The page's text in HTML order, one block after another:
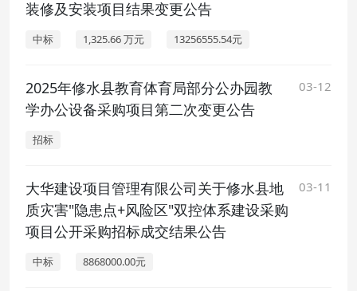
装修及安装项目结果变更公告
中标 1,325.66 万元 13256555.54元
2025年修水县教育体育局部分公办园教
学办公设备采购项目第二次变更公告
03-12
招标
大华建设项目管理有限公司关于修水县地
质灾害"隐患点+风险区"双控体系建设采购
项目公开采购招标成交结果公告
03-11
中标 8868000.00元